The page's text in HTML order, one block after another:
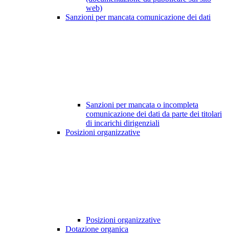
web)
Sanzioni per mancata comunicazione dei dati
Sanzioni per mancata o incompleta
comunicazione dei dati da parte dei titolari
di incarichi dirigenziali
Posizioni organizzative
Posizioni organizzative
Dotazione organica